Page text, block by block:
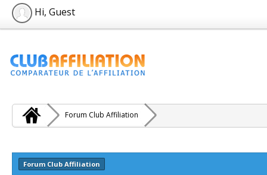
Hi, Guest
Forum Club Affiliation
Forum Club Affiliation